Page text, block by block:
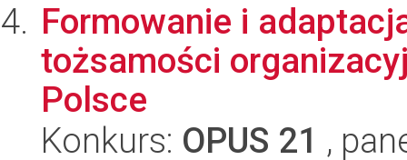
Formowanie i
tożsamości
Polsce
Konkurs: OPUS 21 ,